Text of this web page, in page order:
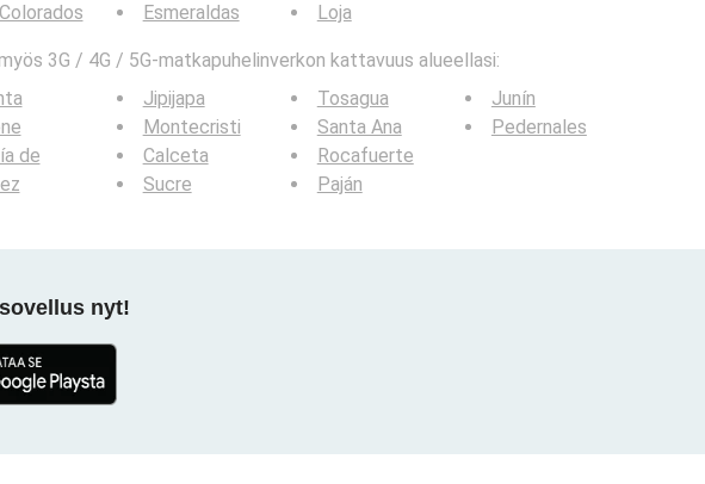
Esmeraldas
Loja
3G / 4G / 5G-matkapuhelinverkon kattavuus alueellasi:
de
Jipijapa
Montecristi
Calceta
Sucre
Tosagua
Santa Ana
Rocafuerte
Paján
Junín
Pedernales
nyt!